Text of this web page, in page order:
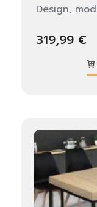
Design,
319,99 €